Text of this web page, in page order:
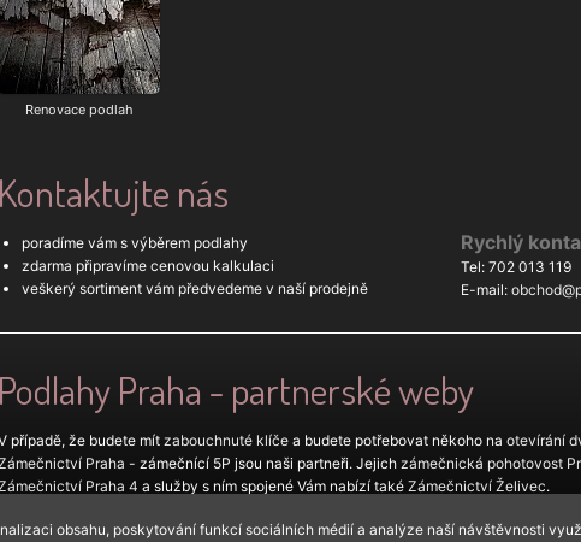
Renovace podlah
Kontaktujte nás
poradíme vám s výběrem podlahy
zdarma připravíme cenovou kalkulaci
veškerý sortiment vám předvedeme v naší prodejně
Rychlý
Tel: 702 013 119
E-mail:
Podlahy Praha - partnerské weby
případě, že budete mítzabouchnuté klíče a budete potřebovat někoho na otevírání
Praha - zámečnící 5P jsou naši partneři. Jejich zámečnická pohotovost
Praha 4 a služby s ním spojené Vám nabízí také Zámečnictví Želivec.
obsahu, poskytování funkcí sociálních médií a analýze naší návštěvnosti